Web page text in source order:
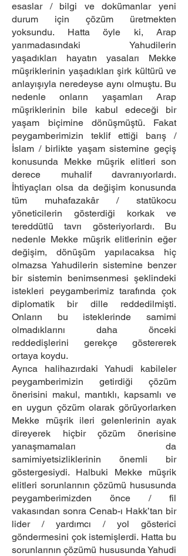
esaslar / bilgi ve dokümanlar yeni
durum için çözüm üretmekten
yoksundu. Hatta öyle ki, Arap
yarımadasındaki Yahudilerin
yaşadıkları hayatın yasaları Mekke
müşriklerinin yaşadıkları şirk kültürü ve
anlayışıyla neredeyse aynı olmuştu. Bu
nedenle onların yaşamları Arap
müşriklerinin bile kabul edeceği bir
yaşam biçimine dönüşmüştü. Fakat
peygamberimizin teklif ettiği barış /
İslam / birlikte yaşam sistemine geçiş
konusunda Mekke müşrik elitleri son
derece muhalif davranıyorlardı.
İhtiyaçları olsa da değişim konusunda
tüm muhafazakâr / statükocu
yöneticilerin gösterdiği korkak ve
tereddütlü tavrı gösteriyorlardı. Bu
nedenle Mekke müşrik elitlerinin eğer
değişim, dönüşüm yapılacaksa hiç
olmazsa Yahudilerin sistemine benzer
bir sistemin benimsenmesi şeklindeki
istekleri peygamberimiz tarafında çok
diplomatik bir dille reddedilmişti.
Onların bu isteklerinde samimi
olmadıklarını daha önceki
reddedişlerini gerekçe göstererek
ortaya koydu.
Ayrıca halihazırdaki Yahudi kabileler
peygamberimizin getirdiği çözüm
önerisini makul, mantıklı, kapsamlı ve
en uygun çözüm olarak görüyorlarken
Mekke müşrik ileri gelenlerinin ayak
direyerek hiçbir çözüm önerisine
yanaşmamaları da
samimiyetsizliklerinin önemli bir
göstergesiydi. Halbuki Mekke müşrik
elitleri sorunlarının çözümü hususunda
peygamberimizden önce / fil
vakasından sonra Cenab-ı Hakk’tan bir
lider / yardımcı / yol gösterici
göndermesini çok istemişlerdi. Hatta bu
sorunlarının çözümü hususunda Yahudi